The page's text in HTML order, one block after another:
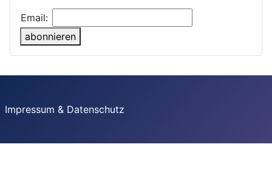
Email:
abonnieren
Impressum & Datenschutz